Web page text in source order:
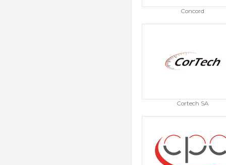
Concord
Cortech SA